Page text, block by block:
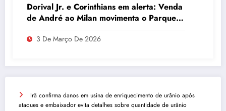
Dorival Jr. e Corinthians em alerta: Venda
de André ao Milan movimenta o Parque
São Jorge
3 De Março De 2026
Irã confirma danos em usina de enriquecimento de urânio após
ataques e embaixador evita detalhes sobre quantidade de urânio